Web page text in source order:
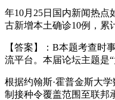
年10月25日国内新闻热点
古新增本土确诊10例，累
【答案】：B本题考查时
流平台。本届论坛主题是
根据约翰斯·霍普金斯大
制接种令覆盖范围至联邦